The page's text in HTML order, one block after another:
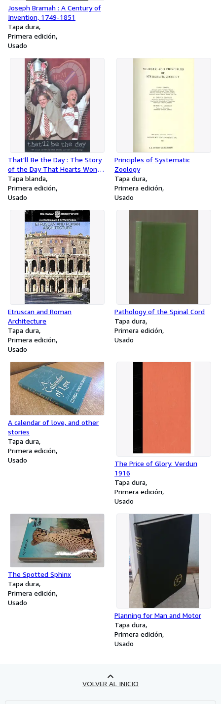
Joseph Bramah : A Century of
Invention, 1749-1851
Tapa dura
Primera edición
Usado
That'll Be the Day : The Story
of the Day That Hearts Won
the Scottish Cup
Tapa blanda
Primera edición
Usado
Principles of Systematic
Zoology
Tapa dura
Primera edición
Usado
Etruscan and Roman
Architecture
Tapa dura
Primera edición
Usado
Pathology of the Spinal Cord
Tapa dura
Primera edición
Usado
A calendar of love, and other
stories
Tapa dura
Primera edición
Usado
The Price of Glory: Verdun
1916
Tapa dura
Primera edición
Usado
The Spotted Sphinx
Tapa dura
Primera edición
Usado
Planning for Man and Motor
Tapa dura
Primera edición
Usado
VOLVER AL INICIO